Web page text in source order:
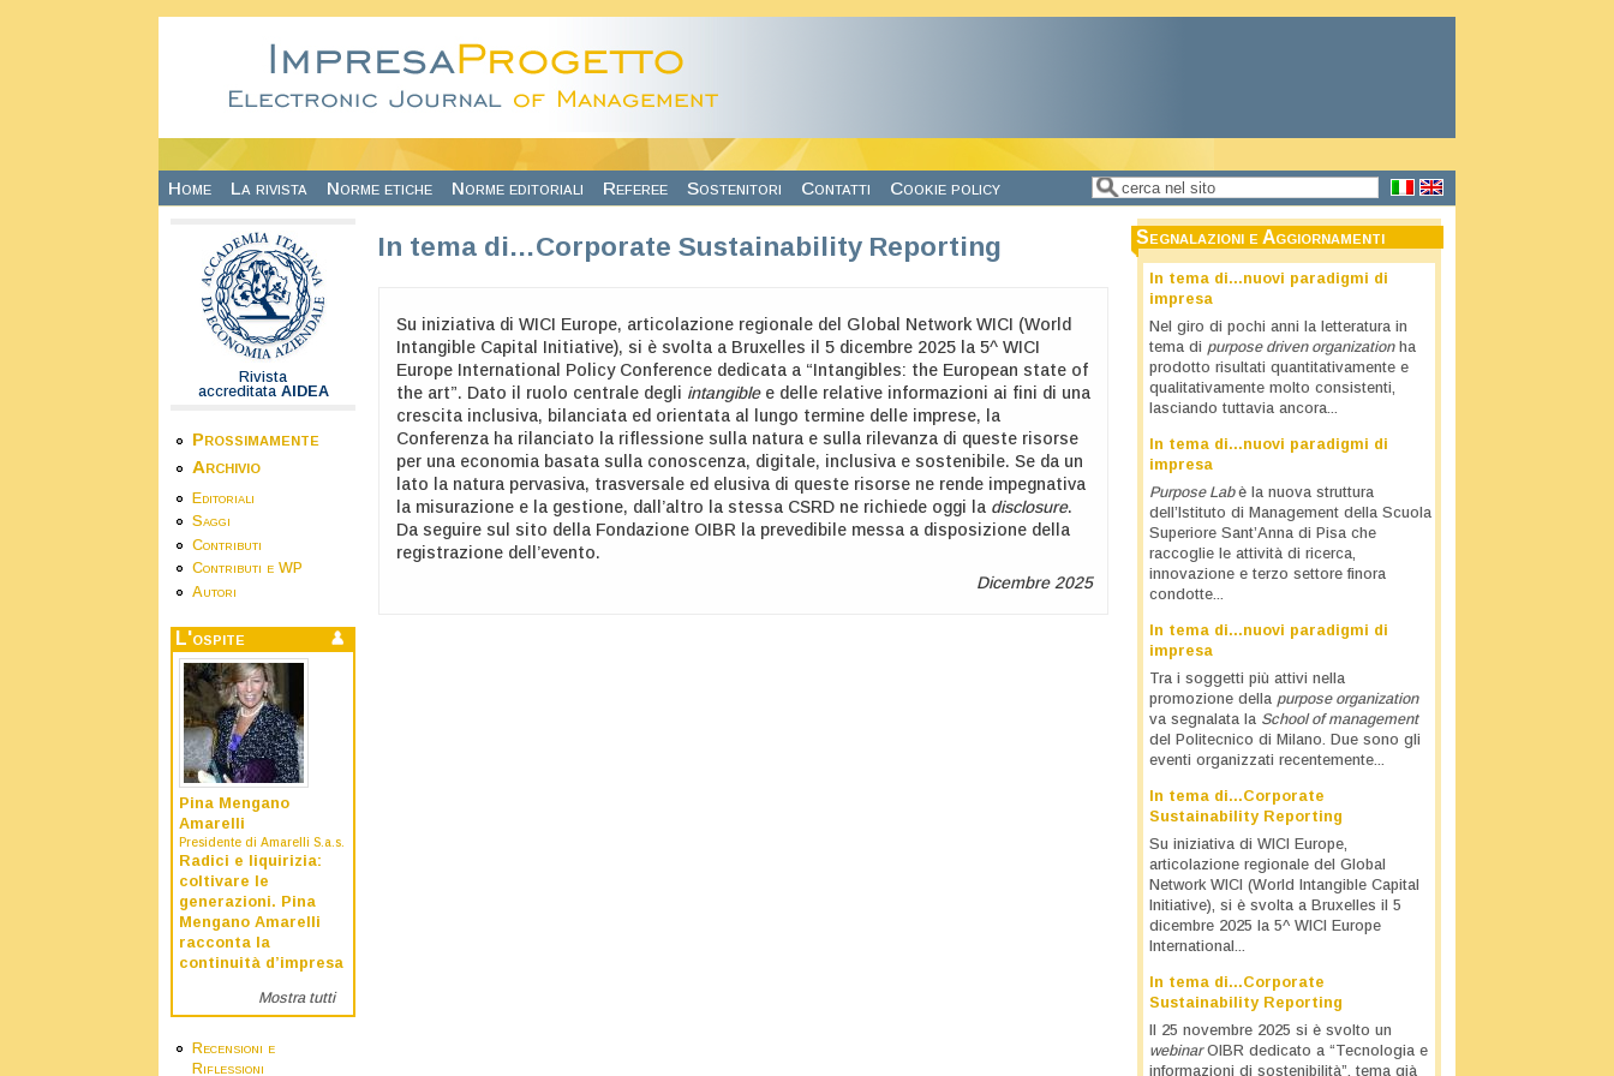
Home La rivista Norme etiche Norme editoriali Referee Sostenitori Contatti Cookie policy Form di ricerca
Cerca
Rivista
accreditata AIDEA
Prossimamente
Archivio
Editoriali
Saggi
Contributi
Contributi e WP
Autori
L'ospite
Pina Mengano
Amarelli
Presidente di Amarelli S.a.s.
Radici e liquirizia:
coltivare le
generazioni. Pina
Mengano Amarelli
racconta la
continuità d’impresa
Mostra tutti
Recensioni e
Riflessioni
In tema di…Corporate Sustainability Reporting
Su iniziativa di WICI Europe, articolazione regionale del Global Network WICI (World
Intangible Capital Initiative), si è svolta a Bruxelles il 5 dicembre 2025 la 5^ WICI
Europe International Policy Conference dedicata a “Intangibles: the European state of
the art”. Dato il ruolo centrale degli intangiblee delle relative informazioni ai fini di una
crescita inclusiva, bilanciata ed orientata al lungo termine delle imprese, la
Conferenza ha rilanciato la riflessione sulla natura e sulla rilevanza di queste risorse
per una economia basata sulla conoscenza, digitale, inclusiva e sostenibile. Se da un
lato la natura pervasiva, trasversale ed elusiva di queste risorse ne rende impegnativa
la misurazione e la gestione, dall’altro la stessa CSRD ne richiede oggi la disclosure.
Da seguire sul sito della Fondazione OIBR la prevedibile messa a disposizione della
registrazione dell’evento.
Dicembre 2025
Segnalazioni e Aggiornamenti
In tema di…nuovi paradigmi di
impresa
Nel giro di pochi anni la letteratura in
tema di purpose driven organizationha
prodotto risultati quantitativamente e
qualitativamente molto consistenti,
lasciando tuttavia ancora...
In tema di…nuovi paradigmi di
impresa
Purpose Labè la nuova struttura
dell’Istituto di Management della Scuola
Superiore Sant’Anna di Pisa che
raccoglie le attività di ricerca,
innovazione e terzo settore finora
condotte...
In tema di…nuovi paradigmi di
impresa
Tra i soggetti più attivi nella
promozione della purpose organization
va segnalata la School of management
del Politecnico di Milano. Due sono gli
eventi organizzati recentemente...
In tema di…Corporate
Sustainability Reporting
Su iniziativa di WICI Europe,
articolazione regionale del Global
Network WICI (World Intangible Capital
Initiative), si è svolta a Bruxelles il 5
dicembre 2025 la 5^ WICI Europe
International...
In tema di…Corporate
Sustainability Reporting
Il 25 novembre 2025 si è svolto un
webinarOIBR dedicato a “Tecnologia e
informazioni di sostenibilità”, tema già